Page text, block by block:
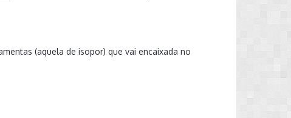
(aquela de isopor) que vai encaixada no